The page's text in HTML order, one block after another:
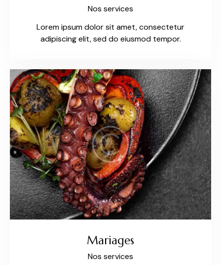
Nos services
Lorem ipsum dolor sit amet, consectetur
adipiscing elit, sed do eiusmod tempor.
Mariages
Nos services